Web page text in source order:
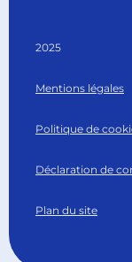
2025
Mentions légales
Politique de
Déclaration de
Plan du site